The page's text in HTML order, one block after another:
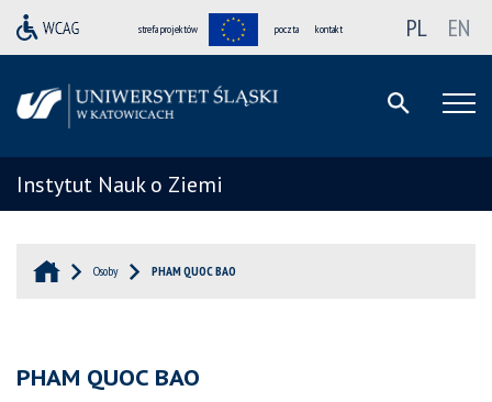
strefa projektów poczta kontakt PL EN
Instytut Nauk o Ziemi
Osoby PHAM QUOC BAO
PHAM QUOC BAO